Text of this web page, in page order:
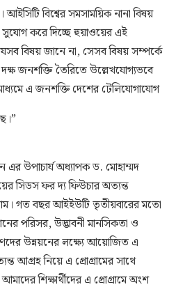
আইসিটি বিশ্বের সমসাময়িক নানা বিষয়
সুযোগ করে দিচ্ছে হুয়াওয়ের এই
যেসব বিষয় জানে না, সেসব বিষয় সম্পর্কে
জনশক্তি তৈরিতে উল্লেখযোগ্যভবে
এ জনশক্তি দেশের টেলিযোগাযোগ
উপাচার্য অধ্যাপক ড. মোহাম্মদ
সিডস ফর দ্য ফিউচার অত্যন্ত
গত বছর আইইউটি তৃতীয়বারের মতো
পরিসর, উদ্ভাবনী মানসিকতা ও
উন্নয়নের লক্ষ্যে আয়োজিত এ
আগ্রহ নিয়ে এ প্রোগ্রামের সাথে
শিক্ষার্থীদের এ প্রোগ্রামে অংশ